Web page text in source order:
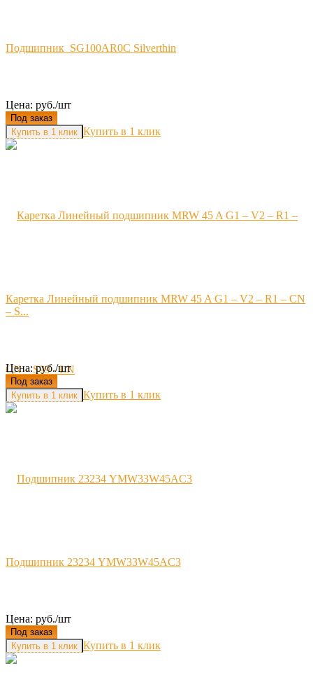
Подшипник SG100AR0C Silverthin
Цена: руб./шт
Под заказ
Купить в 1 клик
Каретка Линейный подшипник MRW 45 A G1 – V2 – R1 – CN
– S...
Цена: руб./шт
Под заказ
Купить в 1 клик
Подшипник 23234 YMW33W45AC3
Цена: руб./шт
Под заказ
Купить в 1 клик